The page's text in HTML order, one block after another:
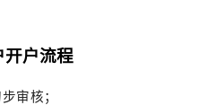
开户流程
审核；